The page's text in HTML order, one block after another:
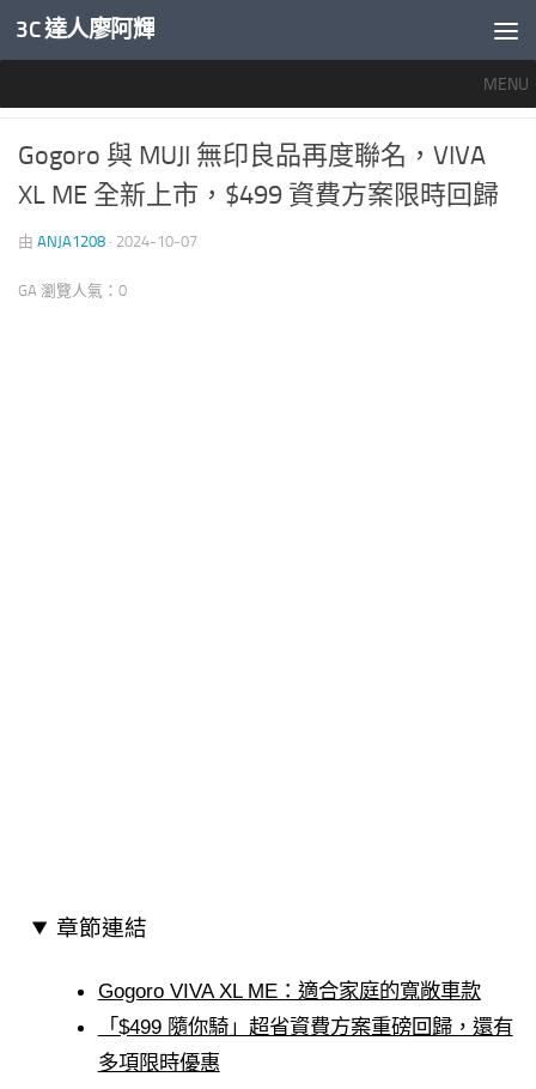
內文下方
3C 達人廖阿輝
MENU
0
Gogoro 與 MUJI 無印良品再度聯名，VIVA
XL ME 全新上市，$499 資費方案限時回歸
由 ANJA1208 · 2024-10-07
GA 瀏覽人氣：0
章節連結
Gogoro VIVA XL ME：適合家庭的寬敞車款
「$499 隨你騎」超省資費方案重磅回歸，還有
多項限時優惠